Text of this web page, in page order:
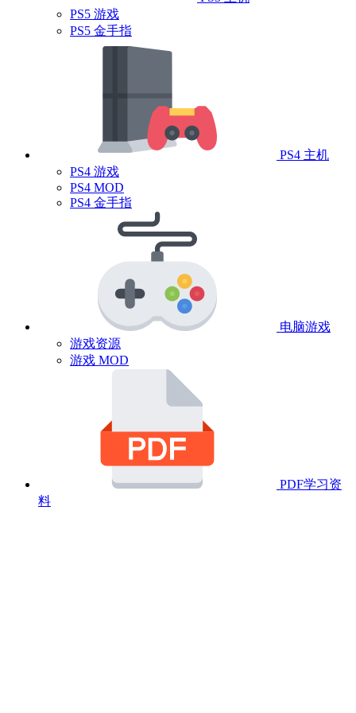
PS5 游戏
PS5 金手指
PS4 主机
PS4 游戏
PS4 MOD
PS4 金手指
电脑游戏
游戏资源
游戏 MOD
PDF学习资
料